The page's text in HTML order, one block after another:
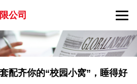
公司
配齐你的“校园小窝”，睡得好